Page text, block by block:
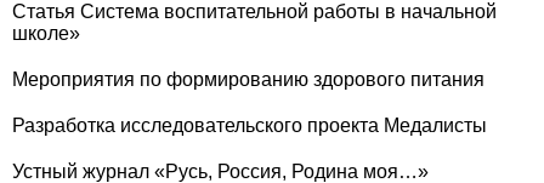
Статья Система воспитательной работы в начальной
школе»
Мероприятия по формированию здорового питания
Разработка исследовательского проекта Медалисты
Устный журнал «Русь, Россия, Родина моя…»